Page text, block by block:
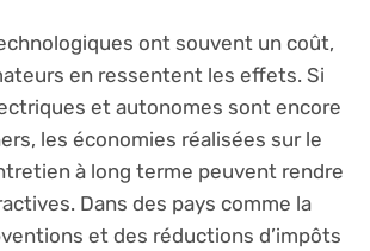
ont souvent un coût,
en ressentent les effets. Si
et autonomes sont encore
les économies réalisées sur le
à long terme peuvent rendre
Dans des pays comme la
et des réductions d’impôts